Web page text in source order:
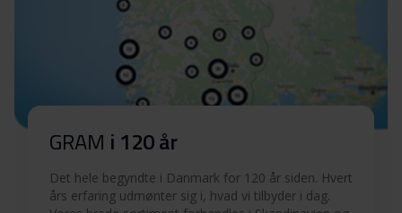
GRAM i 120 år
Det hele begyndte i Danmark for 120 år siden. Hvert
års erfaring udmønter sig i, hvad vi tilbyder i dag.